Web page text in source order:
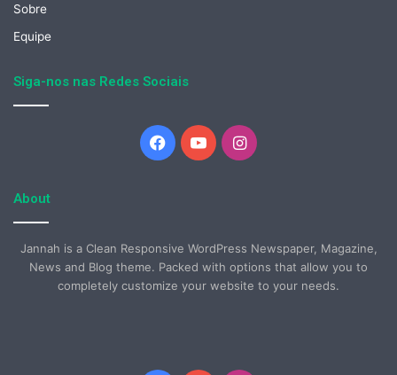
Sobre
Equipe
Siga-nos nas Redes Sociais
Facebook
YouTubeInstagram
About
Jannah is a Clean Responsive WordPress Newspaper, Magazine,
News and Blog theme. Packed with options that allow you to
completely customize your website to your needs.